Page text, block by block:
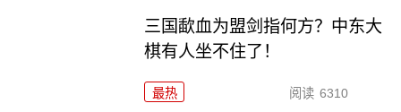
三国歃血为盟剑指何方？中东大
棋有人坐不住了！
最热 阅读 6310